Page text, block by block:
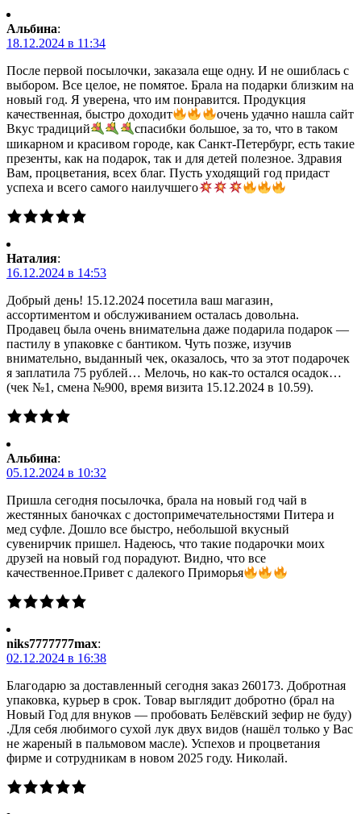
Альбина:
18.12.2024 в 11:34
После первой посылочки, заказала еще одну. И не ошиблась с
выбором. Все целое, не помятое. Брала на подарки близким на
новый год. Я уверена, что им понравится. Продукция
качественная, быстро доходит
очень удачно нашла сайт
Вкус традиций
спасибки большое, за то, что в таком
шикарном и красивом городе, как Санкт-Петербург, есть такие
презенты, как на подарок, так и для детей полезное. Здравия
Вам, процветания, всех благ. Пусть уходящий год придаст
успеха и всего самого наилучшего
Наталия:
16.12.2024 в 14:53
Добрый день! 15.12.2024 посетила ваш магазин,
ассортиментом и обслуживанием осталась довольна.
Продавец была очень внимательна даже подарила подарок —
пастилу в упаковке с бантиком. Чуть позже, изучив
внимательно, выданный чек, оказалось, что за этот подарочек
я заплатила 75 рублей… Мелочь, но как-то остался осадок…
(чек №1, смена №900, время визита 15.12.2024 в 10.59).
Альбина:
05.12.2024 в 10:32
Пришла сегодня посылочка, брала на новый год чай в
жестянных баночках с достопримечательностями Питера и
мед суфле. Дошло все быстро, небольшой вкусный
сувенирчик пришел. Надеюсь, что такие подарочки моих
друзей на новый год порадуют. Видно, что все
качественное.Привет с далекого Приморья
niks7777777max:
02.12.2024 в 16:38
Благодарю за доставленный сегодня заказ 260173. Добротная
упаковка, курьер в срок. Товар выглядит добротно (брал на
Новый Год для внуков — пробовать Белёвский зефир не буду)
.Для себя любимого сухой лук двух видов (нашёл только у Вас
не жареный в пальмовом масле). Успехов и процветания
фирме и сотрудникам в новом 2025 году. Николай.